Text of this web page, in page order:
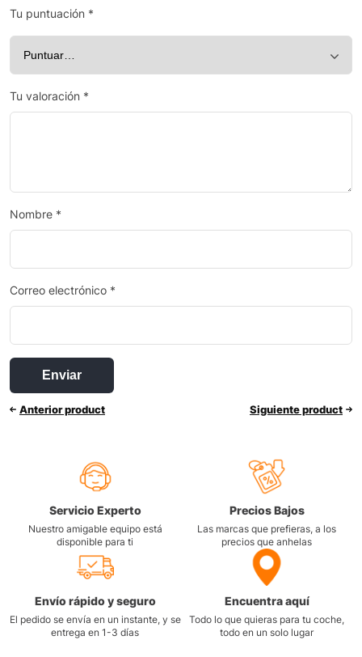
Tu puntuación *
Tu valoración *
Nombre *
Correo electrónico *
Anterior product Siguiente product
Servicio Experto
Nuestro amigable equipo está
disponible para ti
Precios Bajos
Las marcas que prefieras, a los
precios que anhelas
Envío rápido y seguro
El pedido se envía en un instante, y se
entrega en 1-3 días
Encuentra aquí
Todo lo que quieras para tu coche,
todo en un solo lugar